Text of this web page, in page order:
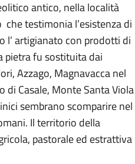
antico, nella località
testimonia l’esistenza di
l’ artigianato con prodotti di
pietra fu sostituita dai
Azzago, Magnavacca nel
di Casale, Monte Santa Viola
sembrano scomparire nel
Il territorio della
pastorale ed estrattiva